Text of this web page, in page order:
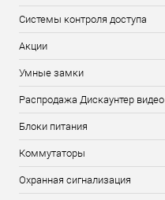
Системы контроля доступа
Акции
Умные замки
Распродажа Дискаунтер видео
Блоки питания
Коммутаторы
Охранная сигнализация